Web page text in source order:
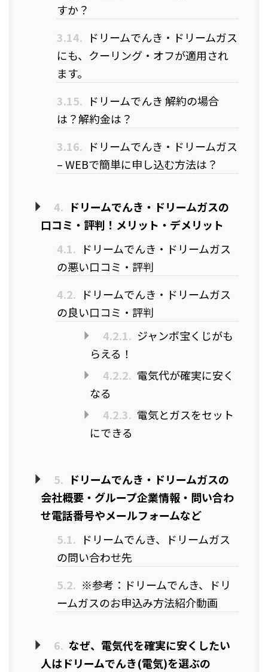
すか？
3.14. ドリームでんき・ドリームガス
にも、クーリング・オフが適用され
ます。
3.15. ドリームでんき 解約の場合
は？解約金は？
3.16. ドリームでんき・ドリームガス
– WEBで簡単に申し込む方法は？
4. ドリームでんき・ドリームガスの
口コミ・評判！メリット・デメリット
4.1. ドリームでんき・ドリームガス
の悪い口コミ・評判
4.2. ドリームでんき・ドリームガス
の良い口コミ・評判
4.2.1. ジャンボ宝くじがも
らえる！
4.2.2. 電気代が確実に安く
なる
4.2.3. 電気とガスをセット
にできる
5. ドリームでんき・ドリームガスの
会社概要・グループ企業情報・問い合わ
せ電話番号やメールフォームなど
5.1. ドリームでんき、ドリームガス
の問い合わせ先
5.2. ※参考：ドリームでんき、ドリ
ームガスのお申込み方法紹介動画
6. なぜ、電気代を確実に安くしたい
人はドリームでんき(電気)を選ぶの